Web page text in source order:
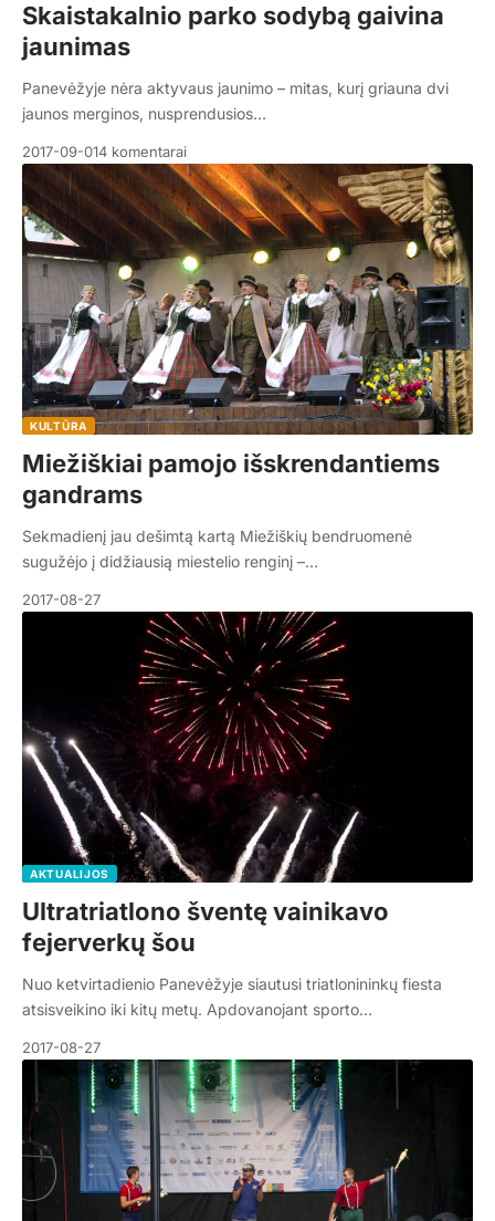
Skaistakalnio parko sodybą gaivina
jaunimas
Panevėžyje nėra aktyvaus jaunimo – mitas, kurį griauna dvi
jaunos merginos, nusprendusios…
2017-09-014 komentarai
KULTŪRA
Miežiškiai pamojo išskrendantiems
gandrams
Sekmadienį jau dešimtą kartą Miežiškių bendruomenė
sugužėjo į didžiausią miestelio renginį –…
2017-08-27
AKTUALIJOS
Ultratriatlono šventę vainikavo
fejerverkų šou
Nuo ketvirtadienio Panevėžyje siautusi triatlonininkų fiesta
atsisveikino iki kitų metų. Apdovanojant sporto…
2017-08-27